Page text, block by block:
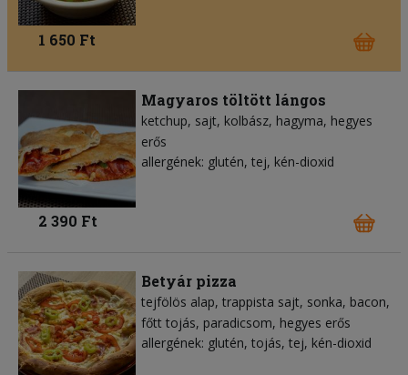
1 650 Ft
Magyaros töltött lángos
ketchup sajt kolbász hagyma hegyes
erős
allergének: glutén, tej, kén-dioxid
2 390 Ft
Betyár pizza
tejfölös alap trappista sajt sonka bacon
főtt tojás paradicsom hegyes erős
allergének: glutén, tojás, tej, kén-dioxid